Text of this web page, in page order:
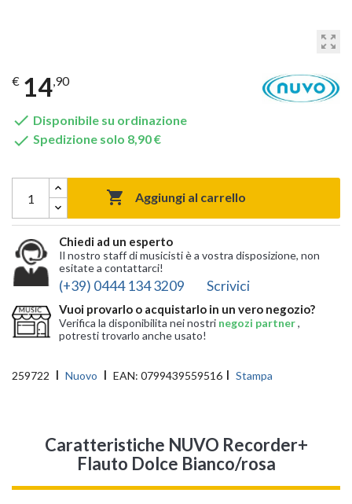
zoom_out_map
€ 14,90
 Disponibile su ordinazione
 Spedizione solo 8,90 €
 Aggiungi al carrello
Chiedi ad un esperto
Il nostro staff di musicisti è a vostra disposizione, non
esitate a contattarci!
(+39) 0444 134 3209 Scrivici
Vuoi provarlo o acquistarlo in un vero negozio?
Verifica la disponibilita nei nostri negozi partner,
potresti trovarlo anche usato!
259722 Nuovo EAN: 0799439559516 Stampa
Caratteristiche NUVO Recorder+
Flauto Dolce Bianco/rosa